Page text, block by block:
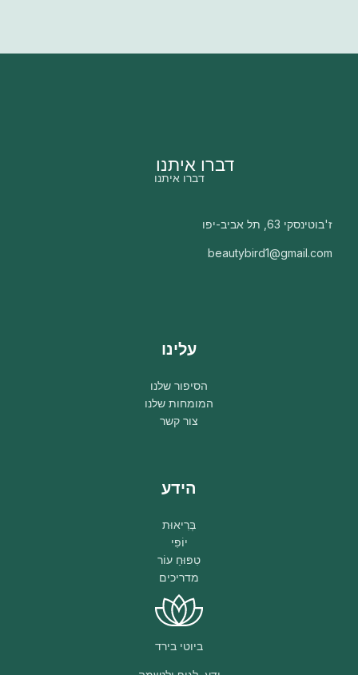
דברו איתנו
דברו איתנו
ז'בוטינסקי 63, תל אביב-יפו
beautybird1@gmail.com
עלינו
הסיפור שלנו
המומחות שלנו
צור קשר
הידע
בְּרִיאוּת
יוֹפִי
טִפּוּחַ עוֹר
מדריכים
ביוטי בירד